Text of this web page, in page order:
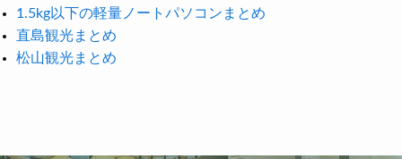
1.5kg以下の軽量ノートパソコンまとめ
直島観光まとめ
松山観光まとめ